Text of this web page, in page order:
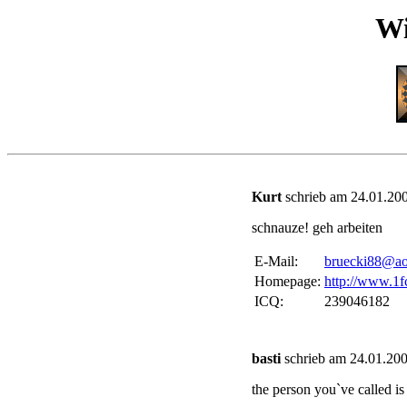
Kurtschrieb am
schnauze! geh arbeiten
E-Mail:
Homepage: http://
ICQ:
239046182
bastischrieb am
the person you`ve called